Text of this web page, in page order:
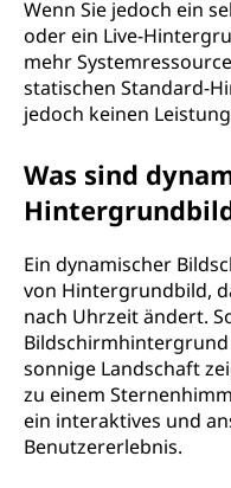
Wenn Sie jedoch ein
oder ein Live-
mehr
statischen Standard-
jedoch keinen
Was sind
Ein dynamischer
von Hintergrundbild,
nach Uhrzeit ändert.
sonnige Landschaft
zu einem
ein interaktives und
Benutzererlebnis.